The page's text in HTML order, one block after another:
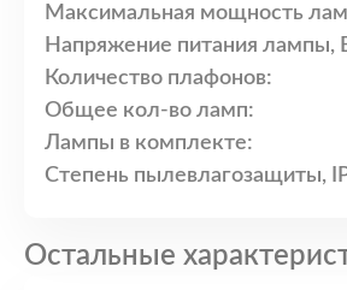
Максимальная мощность
Напряжение питания лампы,
Количество плафонов:
Общее кол-во ламп:
Лампы в комплекте:
Степень пылевлагозащиты,
Остальные